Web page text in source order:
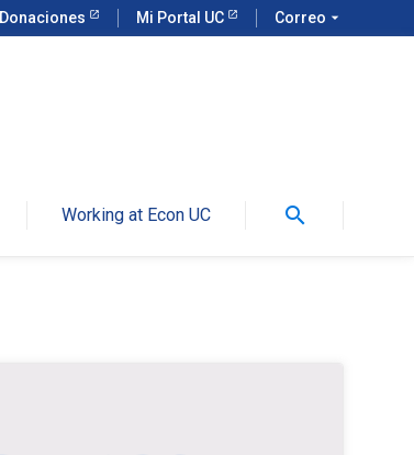
Donaciones Mi Portal UC Correo arrow_drop_down
Working at Econ UC search